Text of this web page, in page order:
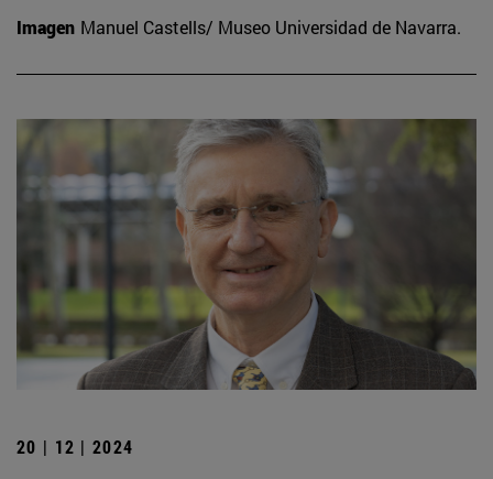
Imagen Manuel Castells/ Museo Universidad de Navarra.
20 | 12 | 2024